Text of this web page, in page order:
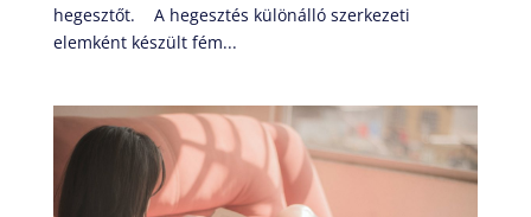
hegesztőt. A hegesztés különálló szerkezeti
elemként készült fém...